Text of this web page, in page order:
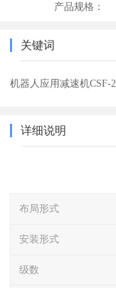
产品规格：
关键词
机器人应用减速机CSF-
详细说明
布局形式
安装形式
级数